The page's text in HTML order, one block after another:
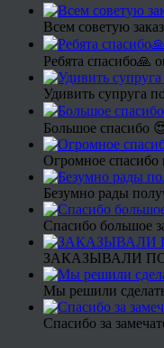
Всем советую
Ребята спасибо🙏
Удивить супруга
Большое спасибо
Огромное спасибо
Безумно рады
Спасибо большое
ЗАКАЗЫВАЛИ
Мы решили
Спасибо за